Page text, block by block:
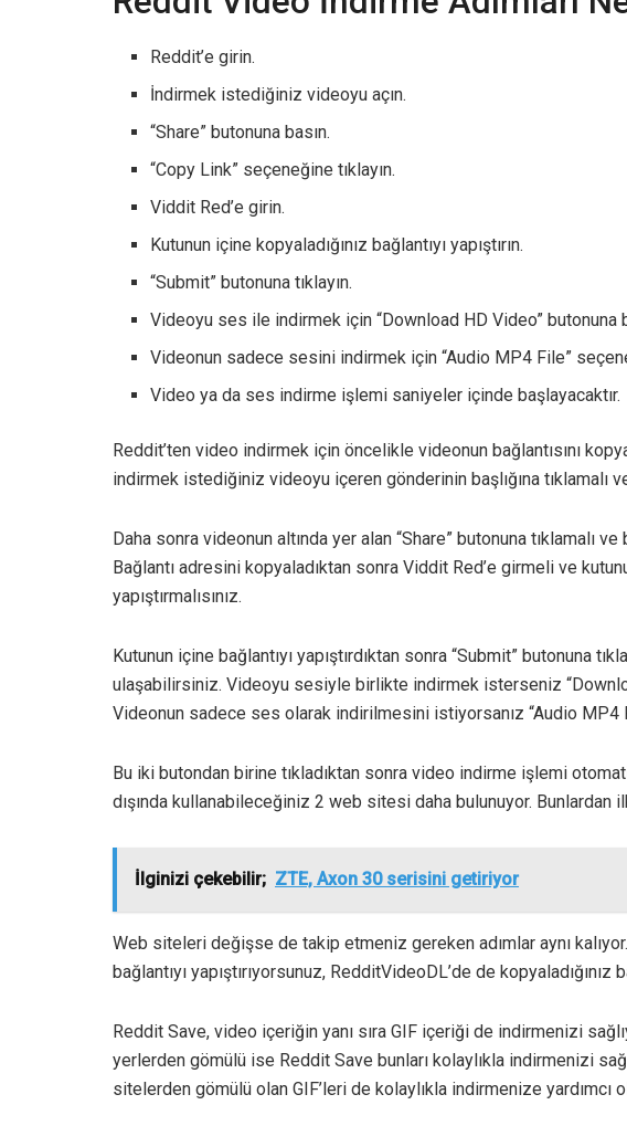
Reddit’e girin.
İndirmek istediğiniz videoyu açın.
“Share” butonuna basın.
“Copy Link” seçeneğine tıklayın.
Viddit Red’e girin.
Kutunun içine kopyaladığınız bağlantıyı yapıştırın.
“Submit” butonuna tıklayın.
Videoyu ses ile indirmek için “Download HD Video” butonuna
Videonun sadece sesini indirmek için “Audio MP4 File”
Video ya da ses indirme işlemi saniyeler içinde başlayacaktır.
Reddit’ten video indirmek için öncelikle videonun bağlantısını
indirmek istediğiniz videoyu içeren gönderinin başlığına tıklamalı
Daha sonra videonun altında yer alan “Share” butonuna tıklamalı ve
Bağlantı adresini kopyaladıktan sonra Viddit Red’e girmeli ve
yapıştırmalısınız.
Kutunun içine bağlantıyı yapıştırdıktan sonra “Submit” butonuna
ulaşabilirsiniz. Videoyu sesiyle birlikte indirmek isterseniz
Videonun sadece ses olarak indirilmesini istiyorsanız “Audio MP4
Bu iki butondan birine tıkladıktan sonra video indirme işlemi
dışında kullanabileceğiniz 2 web sitesi daha bulunuyor.
İlginizi çekebilir; ZTE, Axon 30 serisini getiriyor
Web siteleri değişse de takip etmeniz gereken adımlar aynı
bağlantıyı yapıştırıyorsunuz, RedditVideoDL’de de kopyaladığınız
Reddit Save, video içeriğin yanı sıra GIF içeriği de indirmenizi
yerlerden gömülü ise Reddit Save bunları kolaylıkla indirmenizi
sitelerden gömülü olan GIF’leri de kolaylıkla indirmenize yardımcı